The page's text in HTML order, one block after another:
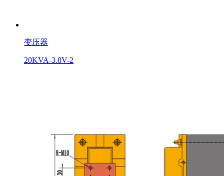
变压器
20KVA-3.8V-2